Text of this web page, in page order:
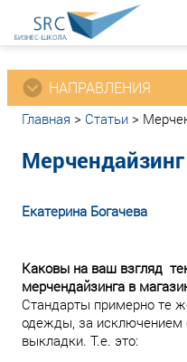
НАПРАВЛЕНИЯ
Главная > Статьи >
Екатерина Богачева
Каковы на ваш взгляд
мерчендайзинга в
Стандарты примерно те
одежды, за исключением
выкладки. Т.е. это: